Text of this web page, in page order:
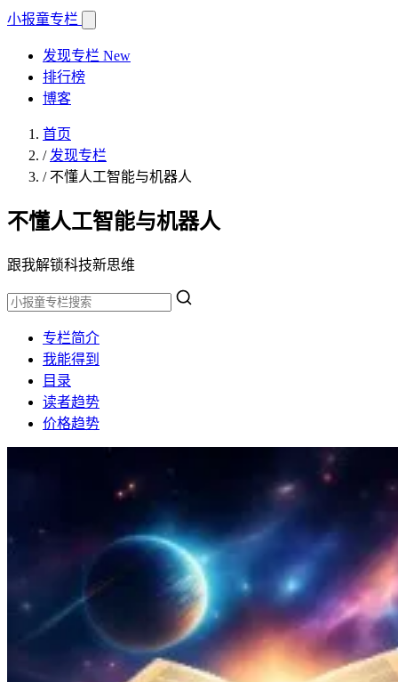
小报童专栏
发现专栏 New
排行榜
博客
首页
/ 发现专栏
/ 不懂人工智能与机器人
不懂人工智能与机器人
跟我解锁科技新思维
专栏简介
我能得到
目录
读者趋势
价格趋势